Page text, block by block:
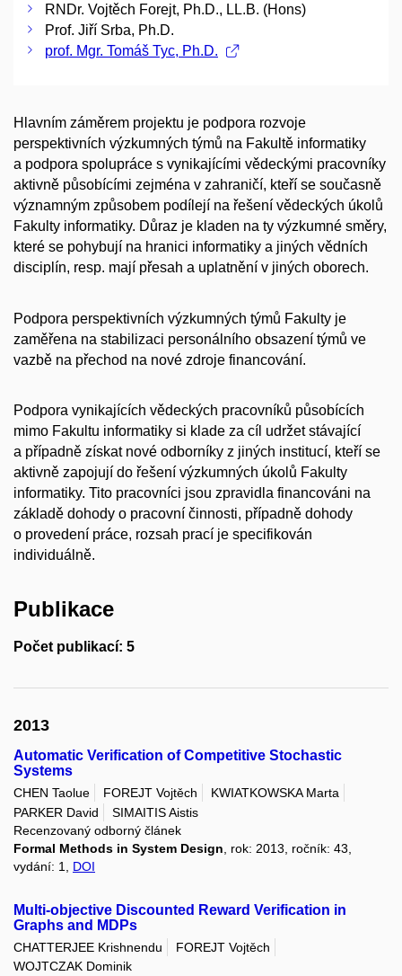
RNDr. Vojtěch Forejt, Ph.D., LL.B. (Hons)
Prof. Jiří Srba, Ph.D.
prof. Mgr. Tomáš Tyc, Ph.D.
Hlavním záměrem projektu je podpora rozvoje
perspektivních výzkumných týmů na Fakultě informatiky
a podpora spolupráce s vynikajícími vědeckými pracovníky
aktivně působícími zejména v zahraničí, kteří se současně
významným způsobem podílejí na řešení vědeckých úkolů
Fakulty informatiky. Důraz je kladen na ty výzkumné směry,
které se pohybují na hranici informatiky a jiných vědních
disciplín, resp. mají přesah a uplatnění v jiných oborech.
Podpora perspektivních výzkumných týmů Fakulty je
zaměřena na stabilizaci personálního obsazení týmů ve
vazbě na přechod na nové zdroje financování.
Podpora vynikajících vědeckých pracovníků působících
mimo Fakultu informatiky si klade za cíl udržet stávající
a případně získat nové odborníky z jiných institucí, kteří se
aktivně zapojují do řešení výzkumných úkolů Fakulty
informatiky. Tito pracovníci jsou zpravidla financováni na
základě dohody o pracovní činnosti, případně dohody
o provedení práce, rozsah prací je specifikován
individuálně.
Publikace
Počet publikací: 5
2013
Automatic Verification of Competitive Stochastic
Systems
CHEN Taolue FOREJT Vojtěch
KWIATKOWSKA Marta
PARKER David
SIMAITIS Aistis
Recenzovaný odborný článek
Formal Methods in System Design , rok: 2013, ročník: 43,
vydání: 1, DOI
Multi-objective Discounted Reward Verification in
Graphs and MDPs
CHATTERJEE Krishnendu
FOREJT Vojtěch
WOJTCZAK Dominik